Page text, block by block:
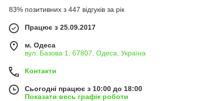
83% позитивних з 447 відгуків за рік
Працює з 25.09.2017
м. Одеса
вул. Базова 1, 67807, Одеса, Україна
Контакти
Сьогодні працює з 10:00 до 18:00
Показати весь графік роботи